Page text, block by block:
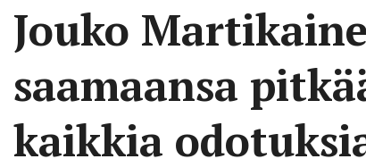
Jouko
saamaansa
kaikkia